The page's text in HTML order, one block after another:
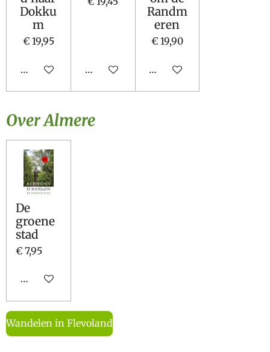
Dokku
m
€ 19,95
In winkelwagenIn winkelwagen
Randm
eren
€ 19,90
In winkelwagen
Over Almere
De
groene
stad
€ 7,95
In winkelwagen
Wandelen in Flevoland